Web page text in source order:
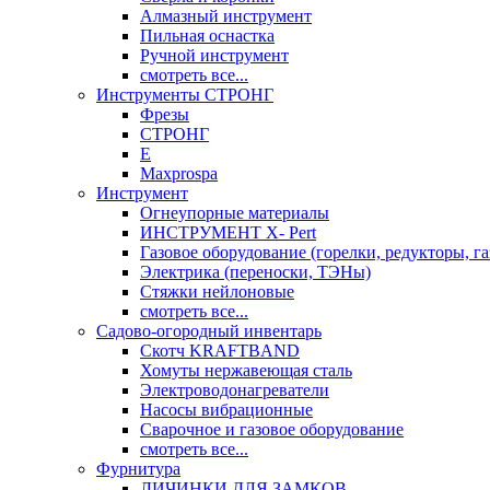
Алмазный инструмент
Пильная оснастка
Ручной инструмент
смотреть все...
Инструменты СТРОНГ
Фрезы
СТРОНГ
Е
Maxprospa
Инструмент
Огнеупорные материалы
ИНСТРУМЕНТ X- Pert
Газовое оборудование (горелки, редукторы,
Электрика (переноски, ТЭНы)
Стяжки нейлоновые
смотреть все...
Садово-огородный инвентарь
Скотч KRAFTBAND
Хомуты нержавеющая сталь
Электроводонагреватели
Насосы вибрационные
Сварочное и газовое оборудование
смотреть все...
Фурнитура